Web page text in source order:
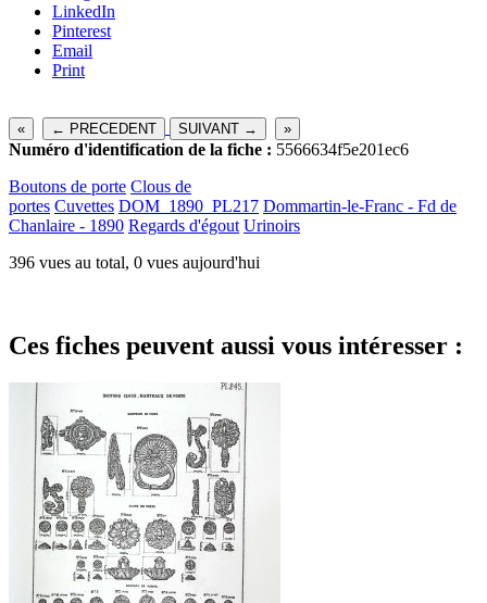
LinkedIn
Pinterest
Email
Print
« ← PRECEDENT SUIVANT → »
Numéro d'identification de la fiche : 5566634f5e201ec6
Boutons de porte Clous de
portes Cuvettes DOM_1890_PL217 Dommartin-le-Franc - Fd de
Chanlaire - 1890 Regards d'égout Urinoirs
396 vues au total, 0 vues aujourd'hui
Ces fiches peuvent aussi vous intéresser :